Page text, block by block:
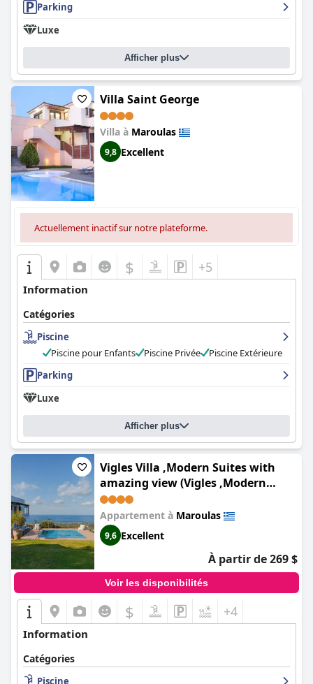
Parking
Luxe
Afficher plus
Villa Saint George
Villa à Maroulas
9,8 Excellent
Actuellement inactif sur notre plateforme.
$ +5
Information
Catégories
Piscine
Piscine pour Enfants
Piscine Privée
Piscine Extérieure
Parking
Luxe
Afficher plus
Vigles Villa ,Modern Suites with
amazing view (Vigles ,Modern
Suites with jacuzzi and amazing
view)
Appartement à Maroulas
9,6 Excellent
À partir de 269 $
Voir les disponibilités
$ +4
Information
Catégories
Piscine